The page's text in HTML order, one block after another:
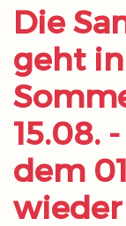
Die
geht
15.08.
dem
wieder